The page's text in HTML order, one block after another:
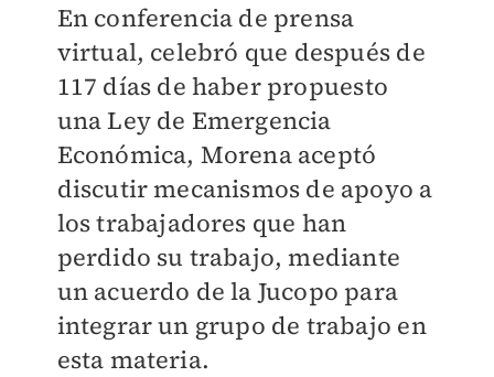
En conferencia de prensa
virtual, celebró que después de
117 días de haber propuesto
una Ley de Emergencia
Económica, Morena aceptó
discutir mecanismos de apoyo a
los trabajadores que han
perdido su trabajo, mediante
un acuerdo de la Jucopo para
integrar un grupo de trabajo en
esta materia.